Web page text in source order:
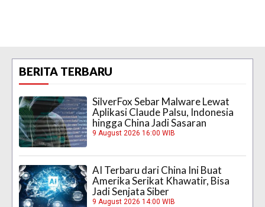
BERITA TERBARU
SilverFox Sebar Malware Lewat
Aplikasi Claude Palsu, Indonesia
hingga China Jadi Sasaran
9 August 2026 16:00 WIB
AI Terbaru dari China Ini Buat
Amerika Serikat Khawatir, Bisa
Jadi Senjata Siber
9 August 2026 14:00 WIB